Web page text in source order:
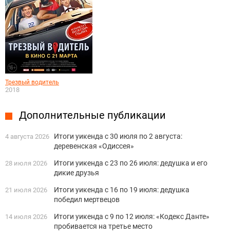
Трезвый водитель
2018
Дополнительные публикации
4 августа 2026
Итоги уикенда с 30 июля по 2 августа:
деревенская «Одиссея»
28 июля 2026
Итоги уикенда с 23 по 26 июля: дедушка и его
дикие друзья
21 июля 2026
Итоги уикенда с 16 по 19 июля: дедушка
победил мертвецов
14 июля 2026
Итоги уикенда с 9 по 12 июля: «Кодекс Данте»
пробивается на третье место